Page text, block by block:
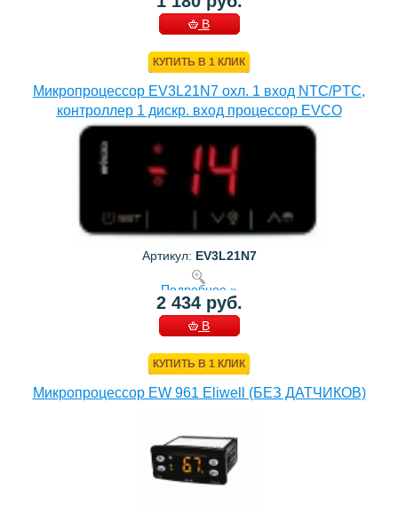
В
КУПИТЬ В 1 КЛИК
Микропроцессор EV3L21N7 охл. 1 вход NTC/PTC,
контроллер 1 дискр. вход процессор EVCO
Артикул: EV3L21N7
Подробнее »
2 434 руб.
В
КУПИТЬ В 1 КЛИК
Микропроцессор EW 961 Eliwell (БЕЗ ДАТЧИКОВ)